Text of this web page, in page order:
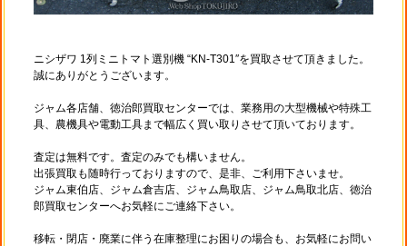
ニシザワ 1列ミニトマト選別機 “KN-T301″を買取させて頂きました。
誠にありがとうございます。
ジャム各店舗、徳治郎買取センターでは、業務用の大型機械や特殊工
具、農機具や電動工具まで幅広く買い取りさせて頂いております。
査定は無料です。査定のみでも構いません。
出張買取も随時行っておりますので、是非、ご利用下さいませ。
ジャム東伯店、ジャム倉吉店、ジャム鳥取店、ジャム鳥取北店、徳治
郎買取センターへお気軽にご連絡下さい。
移転・閉店・廃業に伴う在庫整理にお困りの場合も、お気軽にお問い